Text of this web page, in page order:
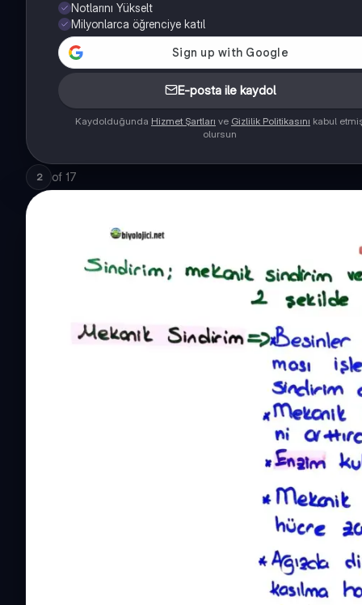
Notlarını Yükselt
Milyonlarca öğrenciye katıl
E-posta ile kaydol
Kaydolduğunda Hizmet Şartları ve Gizlilik Politikasını kabul
olursun
2 of 17